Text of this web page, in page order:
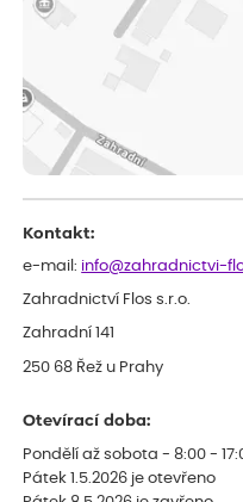
Miroslava
ověřený nákup
Rostliny byly v
Doporučuji :).
my chybělo, bylo
Kontakt:
e-mail: info@zahradnictvi-
Zahradnictví Flos s.r.o.
Zahradní 141
250 68 Řež u Prahy
Otevírací doba:
Pondělí až sobota - 8:00 -
Pátek 1.5.2026 je otevřeno